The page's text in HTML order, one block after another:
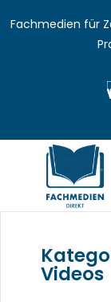
Fachmedien für
Videos